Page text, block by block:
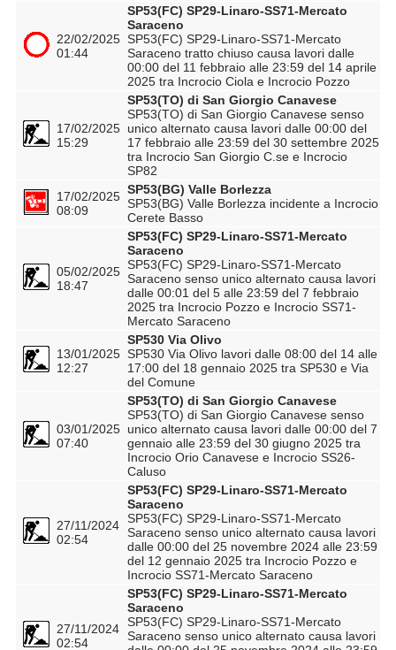
22/02/2025
01:44
SP53(FC) SP29-Linaro-SS71-Mercato
Saraceno
SP53(FC) SP29-Linaro-SS71-Mercato
Saraceno tratto chiuso causa lavori dalle
00:00 del 11 febbraio alle 23:59 del 14 aprile
2025 tra Incrocio Ciola e Incrocio Pozzo
17/02/2025
15:29
SP53(TO) di San Giorgio Canavese
SP53(TO) di San Giorgio Canavese senso
unico alternato causa lavori dalle 00:00 del
17 febbraio alle 23:59 del 30 settembre 2025
tra Incrocio San Giorgio C.se e Incrocio
SP82
17/02/2025
08:09
SP53(BG) Valle Borlezza
SP53(BG) Valle Borlezza incidente a Incrocio
Cerete Basso
05/02/2025
18:47
SP53(FC) SP29-Linaro-SS71-Mercato
Saraceno
SP53(FC) SP29-Linaro-SS71-Mercato
Saraceno senso unico alternato causa lavori
dalle 00:01 del 5 alle 23:59 del 7 febbraio
2025 tra Incrocio Pozzo e Incrocio SS71-
Mercato Saraceno
13/01/2025
12:27
SP530 Via Olivo
SP530 Via Olivo lavori dalle 08:00 del 14 alle
17:00 del 18 gennaio 2025 tra SP530 e Via
del Comune
03/01/2025
07:40
SP53(TO) di San Giorgio Canavese
SP53(TO) di San Giorgio Canavese senso
unico alternato causa lavori dalle 00:00 del 7
gennaio alle 23:59 del 30 giugno 2025 tra
Incrocio Orio Canavese e Incrocio SS26-
Caluso
27/11/2024
02:54
SP53(FC) SP29-Linaro-SS71-Mercato
Saraceno
SP53(FC) SP29-Linaro-SS71-Mercato
Saraceno senso unico alternato causa lavori
dalle 00:00 del 25 novembre 2024 alle 23:59
del 12 gennaio 2025 tra Incrocio Pozzo e
Incrocio SS71-Mercato Saraceno
27/11/2024
02:54
SP53(FC) SP29-Linaro-SS71-Mercato
Saraceno
SP53(FC) SP29-Linaro-SS71-Mercato
Saraceno senso unico alternato causa lavori